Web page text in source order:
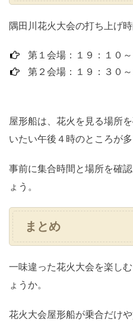
隅田川花火大会の打ち上げ
第１会場：１９：１０
第２会場：１９：３０
屋形船は、花火を見る場所
いたい午後４時のところが多
事前に集合時間と場所を確
ょう。
まとめ
一味違った花火大会を楽し
ょうか。
花火大会屋形船が乗合だけ